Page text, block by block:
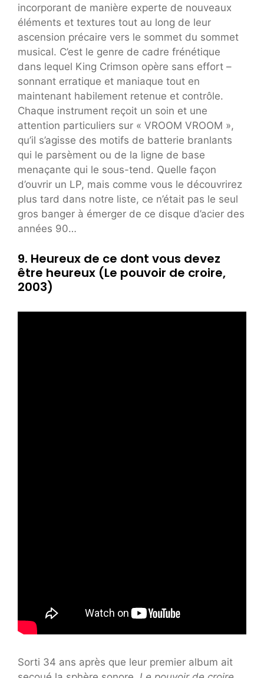
incorporant de manière experte de nouveaux
éléments et textures tout au long de leur
ascension précaire vers le sommet du sommet
musical. C’est le genre de cadre frénétique
dans lequel King Crimson opère sans effort –
sonnant erratique et maniaque tout en
maintenant habilement retenue et contrôle.
Chaque instrument reçoit un soin et une
attention particuliers sur « VROOM VROOM »,
qu’il s’agisse des motifs de batterie branlants
qui le parsèment ou de la ligne de base
menaçante qui le sous-tend. Quelle façon
d’ouvrir un LP, mais comme vous le découvrirez
plus tard dans notre liste, ce n’était pas le seul
gros banger à émerger de ce disque d’acier des
années 90…
9. Heureux de ce dont vous devez
être heureux (Le pouvoir de croire,
2003)
Sorti 34 ans après que leur premier album ait